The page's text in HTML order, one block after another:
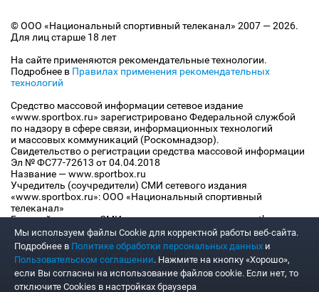
© ООО «Национальный спортивный телеканал» 2007 — 2026.
Для лиц старше 18 лет
На сайте применяются рекомендательные технологии.
Подробнее в Правилах применения рекомендательных
технологий
Средство массовой информации сетевое издание
«www.sportbox.ru» зарегистрировано Федеральной службой
по надзору в сфере связи, информационных технологий
и массовых коммуникаций (Роскомнадзор).
Свидетельство о регистрации средства массовой информации
Эл № ФС77-72613 от 04.04.2018
Название — www.sportbox.ru
Учредитель (соучредители) СМИ сетевого издания
«www.sportbox.ru»: ООО «Национальный спортивный
телеканал»
Главный редактор СМИ сетевого издания «www.sportbox.ru»:
Конов В.А.
Номер телефона редакции СМИ сетевого издания
«www.sportbox.ru»: +7 (495) 653 8419
Адрес электронной почты редакции СМИ сетевого издания
«www.sportbox.ru»: editor@sportbox.ru
Мы используем файлы Сookie для корректной работы веб-сайта.
Подробнее в Политике обработки персональных данных и
Пользовательском соглашении. Нажмите на кнопку «Хорошо»,
если Вы согласны на использование файлов cookie. Если нет, то
отключите Cookies в настройках браузера